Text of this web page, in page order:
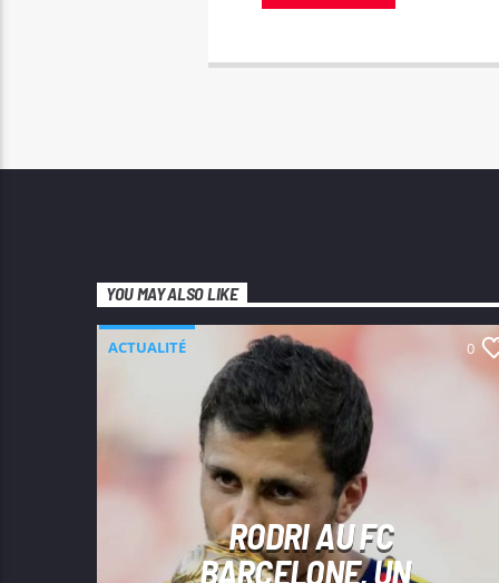
YOU MAY ALSO LIKE
ACTUALITÉ 0
RODRI AU FC
BARCELONE, UN